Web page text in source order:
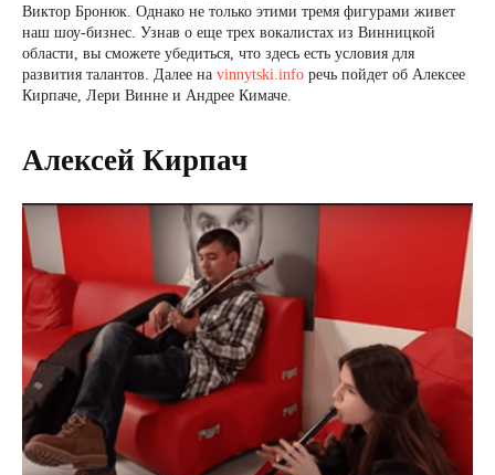
Виктор Бронюк. Однако не только этими тремя фигурами живет
наш шоу-бизнес. Узнав о еще трех вокалистах из Винницкой
области, вы сможете убедиться, что здесь есть условия для
развития талантов. Далее на vinnytski.info речь пойдет об Алексее
Кирпаче, Лери Винне и Андрее Кимаче.
Алексей Кирпач